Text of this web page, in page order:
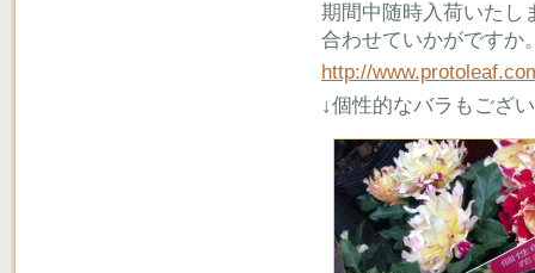
期間中随時入荷いたし
合わせていかがですか
http://
↓個性的なバラもござ